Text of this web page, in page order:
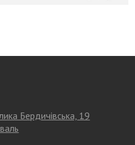
Бердичівська, 19